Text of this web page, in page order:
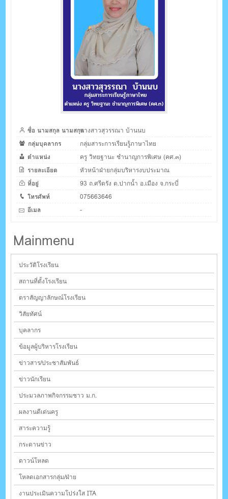
ชื่อ นามสกุล นามสกุลนางสาวสุวรรณา บ้านนบ
กลุ่มบุคลากร
กลุ่มสาระการเรียนรู้ภาษาไทย
ตำแหน่ง
ครู วิทยฐานะ ชำนาญการพิเศษ (คศ.๓)
รายละเอียด
หัวหน้าฝ่ายกลุ่มบริหารงบประมาณ
ที่อยู่
93 ถ.ศรีตรัง ต.ปากน้ำ อ.เมือง จ.กระบี่
โทรศัพท์
075663646
อีเมล
-
Mainmenu
ประวัติโรงเรียน
สถานที่ตั้งโรงเรียน
ตราสัญญาลักษณ์โรงเรียน
วิสัยทัศน์
บุคลากร
ข้อมูลผู้บริหารโรงเรียน
ข่าวสาร/ประชาสัมพันธ์
ข่าวนักเรียน
ประมวลภาพกิจกรรมชาว ม.ก.
ผลงานดีเด่นครู
สาระความรู้
กระดานข่าว
ดาวน์โหลด
โหลดเอกสารกลุ่ม/ฝ่าย
งานประเมินความโปร่งใส ITA